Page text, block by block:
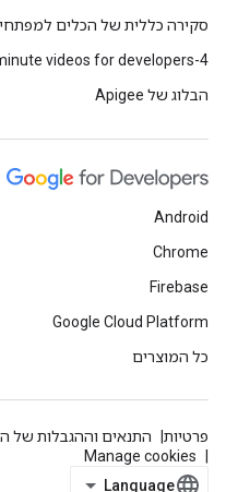
סקירה כללית של הכלים
4-minute videos for developers
הבלוג של Apigee
Android
Chrome
Firebase
Google Cloud Platform
כל המוצרים
פרטיות התנאים וההגבלות של
Manage cookies